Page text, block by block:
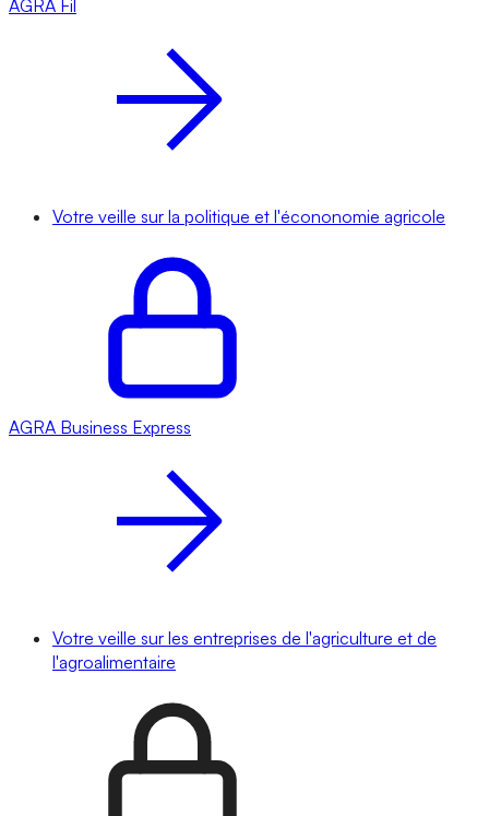
AGRA Fil
Votre veille sur la politique et l'écononomie agricole
AGRA Business Express
Votre veille sur les entreprises de l'agriculture et de
l'agroalimentaire